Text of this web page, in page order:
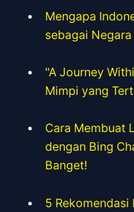
Mengapa
sebagai
"A Journey
Mimpi yang
Cara Membuat
dengan Bing
Banget!
5 Rekomendasi